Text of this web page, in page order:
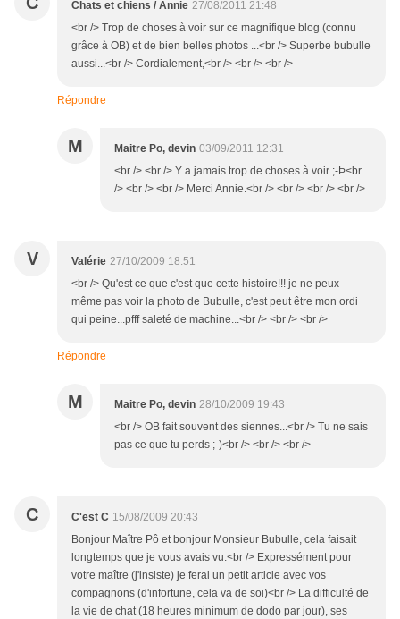
Chats et chiens / Annie 27/08/2011 21:48
<br /> Trop de choses à voir sur ce magnifique blog (connu
grâce à OB) et de bien belles photos ...<br /> Superbe bubulle
aussi...<br /> Cordialement,<br /> <br /> <br />
Répondre
M Maitre Po, devin 03/09/2011 12:31
<br /> <br /> Y a jamais trop de choses à voir ;-Þ<br
/> <br /> <br /> Merci Annie.<br /> <br /> <br /> <br />
V Valérie 27/10/2009 18:51
<br /> Qu'est ce que c'est que cette histoire!!! je ne peux
même pas voir la photo de Bubulle, c'est peut être mon ordi
qui peine...pfff saleté de machine...<br /> <br /> <br />
Répondre
M Maitre Po, devin 28/10/2009 19:43
<br /> OB fait souvent des siennes...<br /> Tu ne sais
pas ce que tu perds ;-)<br /> <br /> <br />
C C'est C 15/08/2009 20:43
Bonjour Maître Pô et bonjour Monsieur Bubulle, cela faisait
longtemps que je vous avais vu.<br /> Expressément pour
votre maître (j'insiste) je ferai un petit article avec vos
compagnons (d'infortune, cela va de soi)<br /> La difficulté de
la vie de chat (18 heures minimum de dodo par jour), ses